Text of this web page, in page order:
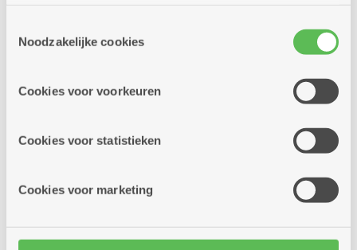
cookies hebben we jouw toestemming nodig. Sommige
cookies worden geplaatst door derde partijen die een
informatie over jouw (geanonimiseerd) gebruik van onze
partners kunnen deze gegevens combineren met andere
Noodzakelijke cookies
Cookies voor voorkeuren
Cookies voor statistieken
Cookies voor marketing
Dienstencentrum Den Drossaert
Meer info